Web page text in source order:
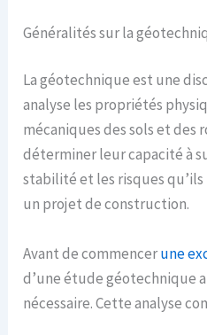
Généralités sur la
La géotechnique est une
analyse les propriétés
mécaniques des sols et des
déterminer leur capacité à
stabilité et les risques
un projet de construction.
Avant de commencerune
d’une étude géotechnique
nécessaire. Cette analyse